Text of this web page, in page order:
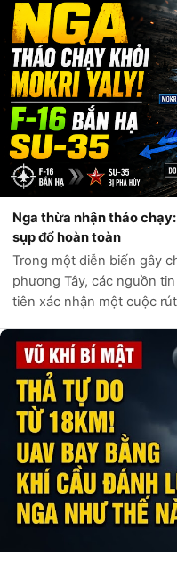
Nga thừa nhận tháo
sụp đổ hoàn toàn
Trong một diễn biến gây
phương Tây, các nguồn
tiên xác nhận một cuộc
bị rò rỉ từ nội bộ Điện...